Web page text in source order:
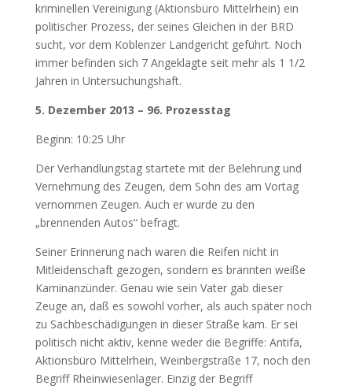
kriminellen Vereinigung (Aktionsbüro Mittelrhein) ein
politischer Prozess, der seines Gleichen in der BRD
sucht, vor dem Koblenzer Landgericht geführt. Noch
immer befinden sich 7 Angeklagte seit mehr als 1 1/2
Jahren in Unter­suchungshaft.
5. Dezember 2013 – 96. Prozesstag
Beginn: 10:25 Uhr
Der Verhandlungstag startete mit der Belehrung und
Vernehmung des Zeugen, dem Sohn des am Vortag
vernommen Zeugen. Auch er wurde zu den
„brennenden Autos“ befragt.
Seiner Erinnerung nach waren die Reifen nicht in
Mitleidenschaft gezogen, sondern es brannten weiße
Kaminanzünder. Genau wie sein Vater gab dieser
Zeuge an, daß es sowohl vorher, als auch später noch
zu Sachbeschädigungen in dieser Straße kam. Er sei
politisch nicht aktiv, kenne weder die Begriffe: Antifa,
Aktionsbüro Mittelrhein, Weinbergstraße 17, noch den
Begriff Rheinwiesenlager. Einzig der Begriff